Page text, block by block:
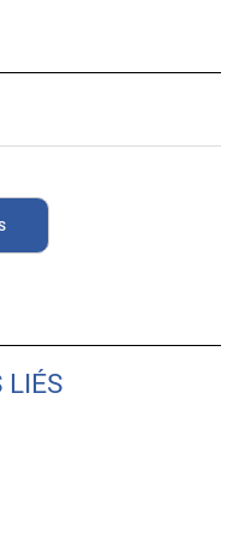
LIÉS